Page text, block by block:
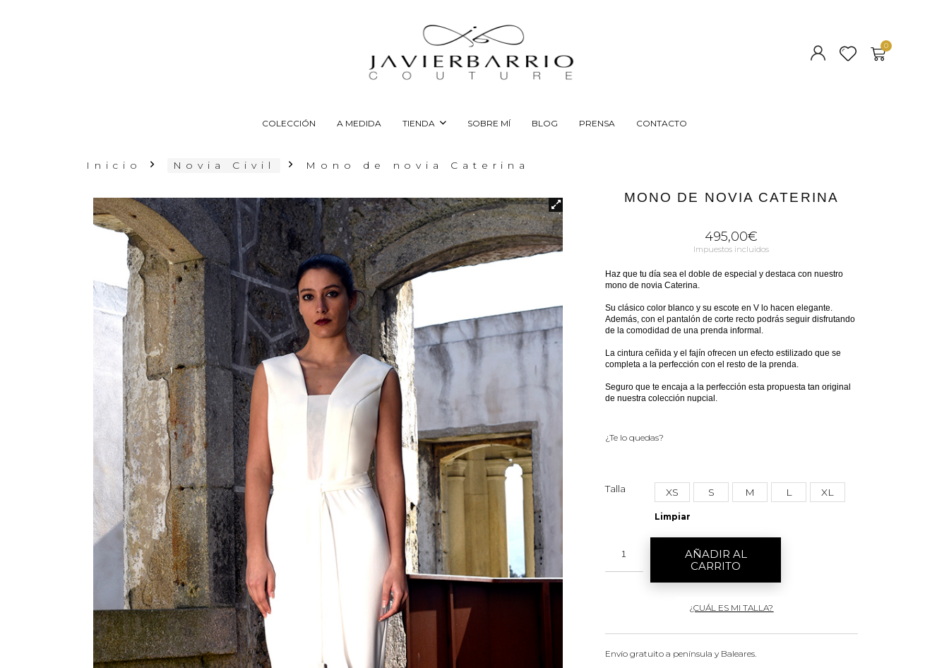
COLECCIÓN A MEDIDA TIENDA SOBRE MÍ BLOG PRENSA CONTACTO
Inicio Novia Civil Mono de novia Caterina
MONO DE NOVIA CATERINA
495,00€
Impuestos incluidos
Haz que tu día sea el doble de especial y destaca con nuestro
mono de novia Caterina.
Su clásico color blanco y su escote en V lo hacen elegante.
Además, con el pantalón de corte recto podrás seguir disfrutando
de la comodidad de una prenda informal.
La cintura ceñida y el fajín ofrecen un efecto estilizado que se
completa a la perfección con el resto de la prenda.
Seguro que te encaja a la perfección esta propuesta tan original
de nuestra colección nupcial.
¿Te lo quedas?
Talla XS S M L XL
Limpiar
AÑADIR AL
CARRITO
¿CUÁL ES MI TALLA?
Envío gratuito a península y Baleares.